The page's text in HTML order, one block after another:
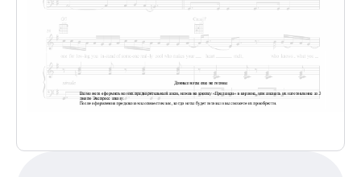
XOLIDAYBOY
Ваня Дмитриенко
Анна Герман
Полина Гагарина
Монеточка
Ласковый Май
BTS